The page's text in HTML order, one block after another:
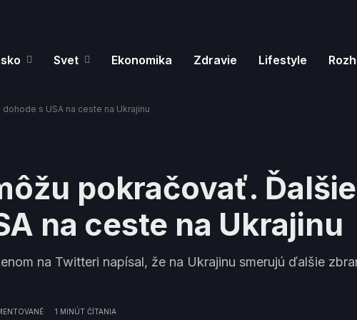
Svet Ekonomika Zdravie Lifestyle
s USA na ceste na Ukrajinu
pokračovať.
na ceste na Ukrajinu
na Twitteri napísal, že na Ukrajinu smerujú ďalšie
1 MINÚT ČÍTANIA